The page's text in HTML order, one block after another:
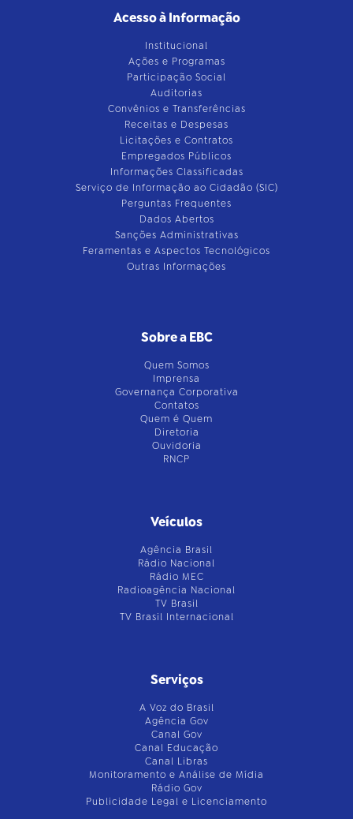
Acesso à Informação
Institucional
Ações e Programas
Participação Social
Auditorias
Convênios e Transferências
Receitas e Despesas
Licitações e Contratos
Empregados Públicos
Informações Classificadas
Serviço de Informação ao Cidadão (SIC)
Perguntas Frequentes
Dados Abertos
Sanções Administrativas
Feramentas e Aspectos Tecnológicos
Outras Informações
Sobre a EBC
Quem Somos
Imprensa
Governança Corporativa
Contatos
Quem é Quem
Diretoria
Ouvidoria
RNCP
Veículos
Agência Brasil
Rádio Nacional
Rádio MEC
Radioagência Nacional
TV Brasil
TV Brasil Internacional
Serviços
A Voz do Brasil
Agência Gov
Canal Gov
Canal Educação
Canal Libras
Monitoramento e Análise de Mídia
Rádio Gov
Publicidade Legal e Licenciamento